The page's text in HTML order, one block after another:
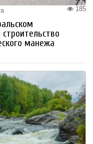
185
манежа